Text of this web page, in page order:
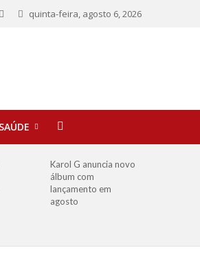
quinta-feira, agosto 6, 2026
Karol G anuncia novo
álbum com
lançamento em
agosto